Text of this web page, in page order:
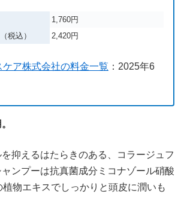
1,760円
税込）
2,420円
ケア株式会社の料金一覧 ： 2025年6
抑えるはたらきのある、コラージュフ
ンプーは抗真菌成分ミコナゾール硝酸
物エキスでしっかりと頭皮に潤いも